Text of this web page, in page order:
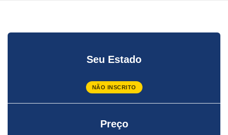
Seu Estado
NÃO INSCRITO
Preço